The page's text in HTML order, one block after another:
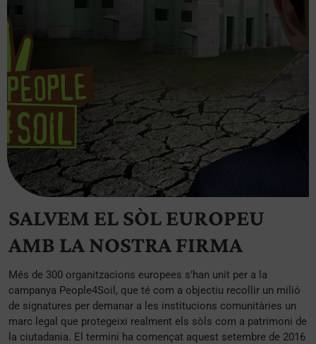
SALVEM EL SÒL EUROPEU
AMB LA NOSTRA FIRMA
Més de 300 organitzacions europees s’han unit per a la
campanya People4Soil, que té com a objectiu recollir un milió
de signatures per demanar a les institucions comunitàries un
marc legal que protegeixi realment els sòls com a patrimoni de
la ciutadania. El termini ha començat aquest setembre de 2016